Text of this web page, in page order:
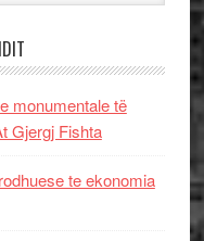
monumentale të
Gjergj Fishta
te ekonomia